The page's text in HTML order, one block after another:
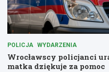
POLICJA WYDARZENIA
Wrocławscy policjanci
matka dziękuje za pomoc